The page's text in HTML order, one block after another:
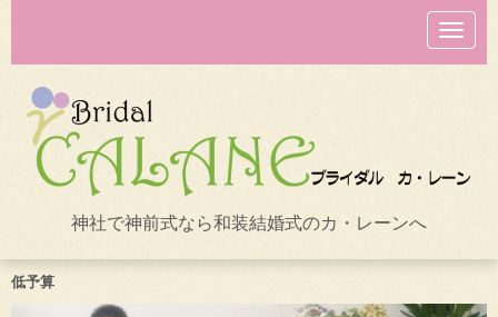
N
a
v
o
n
神社で神前式なら和装結婚式のカ・レーンへ
低予算